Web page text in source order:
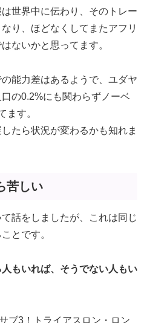
世界中に伝わり、そのトレー
り、ほどなくしてまたアフリ
ないかと思ってます。
能力差はあるようで、ユダヤ
の0.2%にも関わらずノーベ
ます。
たら状況が変わるかも知れま
苦しい
話をしましたが、これは同じ
とです。
もいれば、そうでない人もい
ブ3！トライアスロン・ロン